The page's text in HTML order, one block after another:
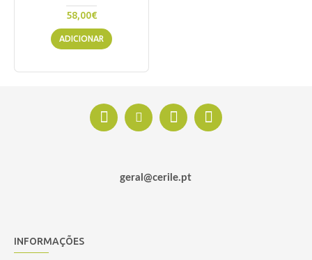
58,00€
ADICIONAR
geral@cerile.pt
INFORMAÇÕES